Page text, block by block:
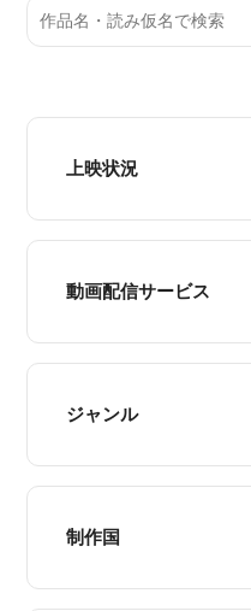
上映状況
動画配信サービス
ジャンル
制作国